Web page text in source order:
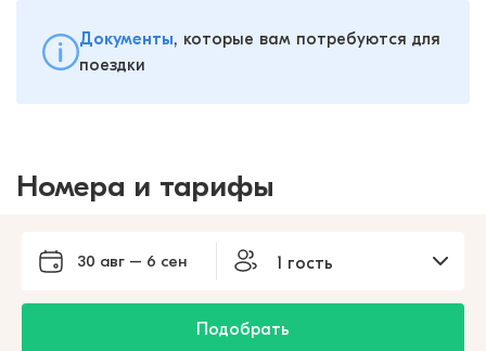
Документы, которые вам потребуются для
поездки
Номера и тарифы
30 авг – 6 сен 1 гость
Подобрать